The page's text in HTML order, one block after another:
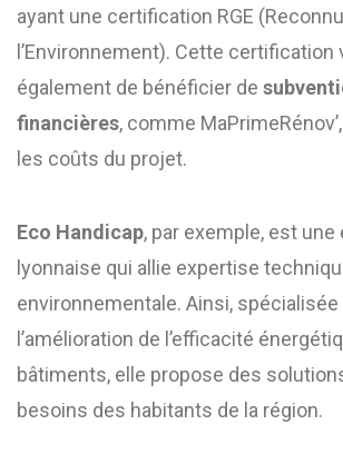
ayant une certification RGE
l’Environnement). Cette
également de bénéficier de
financières, comme
les coûts du projet.
Eco Handicap, par exemple, est
lyonnaise qui allie expertise
environnementale. Ainsi, spécialisée
l’amélioration de l’efficacité
bâtiments, elle propose des
besoins des habitants de la région.